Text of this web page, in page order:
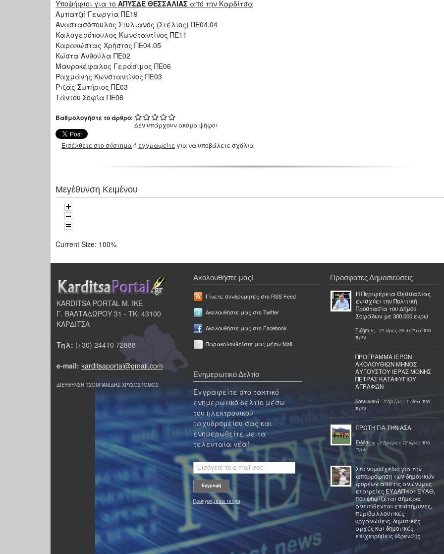
Υποψήφιοι για το ΑΠΥΣΔΕ ΘΕΣΣΑΛΙΑΣ από την Καρδίτσα
Αμπατζή Γεωργία ΠΕ19
Αναστασόπουλος Στυλιανός (Στέλιος) ΠΕ04.04
Καλογερόπουλος Κωνσταντίνος ΠΕ11
Καρακώστας Χρήστος ΠΕ04.05
Κώστα Ανθούλα ΠΕ02
Μαυροκέφαλος Γεράσιμος ΠΕ06
Ραχμάνης Κωνσταντίνος ΠΕ03
Ριζάς Σωτήριος ΠΕ03
Τάντου Σοφία ΠΕ06
Βαθμολογήστε το άρθρο:
Δεν υπάρχουν ακόμα ψήφοι
Εισέλθετε στο σύστημαή εγγραφείτε για να υποβάλετε σχόλια
Μεγέθυνση Κειμένου
Current Size: 100%
KARDITSA PORTAL Μ. ΙΚΕ
Γ. ΒΑΛΤΑΔΩΡΟΥ 31 - ΤΚ: 43100
ΚΑΡΔΙΤΣΑ
Τηλ: (+30) 24410 72888
e-mail: karditsaportal@gmail.com
ΔΙΕΥΘΥΝΣΗ ΤΣΟΜΠΑΝΙΔΗΣ ΧΡΥΣΟΣΤΟΜΟΣ
Ακολουθήστε μας!
Γίνετε συνδρομητές στο RSS Feed
Ακολουθήστε μας στο Twitter
Ακολουθήστε μας στο Facebook
Παρακολουθείστε μας μέσω Mail
Ενημερωτικό Δελτίο
Εγγραφείτε στο τακτικό
ενημερωτικό δελτίο μέσω
του ηλεκτρονικού
ταχυδρομείου σας και
ενημερωθείτε με τα
τελευταία νέα!
Προηγούμενα τεύχη
Πρόσφατες Δημοσιεύσεις
Η Περιφέρεια Θεσσαλίας
ενισχύει την Πολιτική
Προστασία του Δήμου
Σοφάδων με 300.000 ευρώ
Ειδήσεις - 21 ώρες 26 λεπτά πιο
πριν
ΠΡΟΓΡΑΜΜΑ ΙΕΡΩΝ
ΑΚΟΛΟΥΘΙΩΝ ΜΗΝΟΣ
ΑΥΓΟΥΣΤΟΥ ΙΕΡΑΣ ΜΟΝΗΣ
ΠΕΤΡΑΣ ΚΑΤΑΦΥΓΙΟΥ
ΑΓΡΑΦΩΝ
Κοινωνικά - 2 ημέρες 1 ώρα πιο
πριν
ΠΡΩΤΗ ΓΙΑ ΤΗΝ ΑΣΑ
Ειδήσεις - 2 ημέρες 12 ώρες πιο
πριν
Στο νομοσχέδιο για την
απορρόφηση των δημοτικών
φορέων από τις ανώνυμες
εταιρείες ΕΥΔΑΠ και ΕΥΑΘ,
που ψηφίζεται σήμερα,
αντιτίθενται επιστήμονες,
περιβαλλοντικές
οργανώσεις, δημοτικές
αρχές και δημοτικές
επιχειρήσεις ύδρευσης